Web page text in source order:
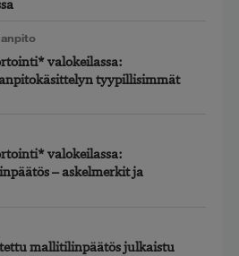
valokeilassa:
tyypillisimmät
valokeilassa:
– askelmerkit ja
mallitilinpäätös julkaistu